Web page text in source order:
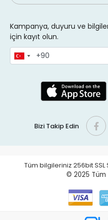
Kampanya, duyuru ve
için kayıt olun.
Bizi Takip Edin
Tüm bilgileriniz 256bit
© 2025 Tüm